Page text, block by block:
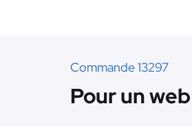
Commande 13297
Pour un